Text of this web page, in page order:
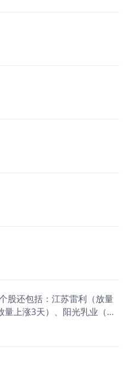
股还包括：江苏雷利（放量
上涨3天）、阳光乳业（放